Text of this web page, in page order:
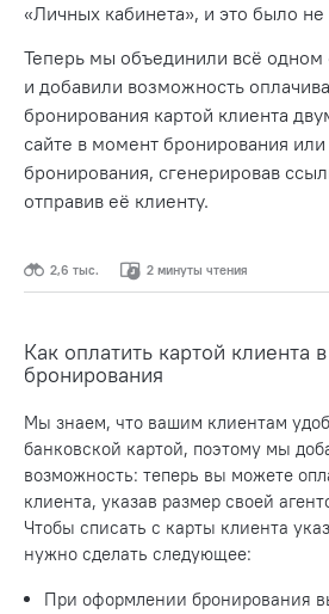
«Личных кабинета», и это было не
Теперь мы объединили всё одном
и добавили возможность
бронирования картой клиента
сайте в момент бронирования
бронирования, сгенерировав
отправив её клиенту.
2,6 тыс. 2 минуты чтения
Как оплатить картой клиента
бронирования
Мы знаем, что вашим клиентам
банковской картой, поэтому мы
возможность: теперь вы можете
клиента, указав размер своей
Чтобы списать с карты клиента
нужно сделать следующее:
При оформлении бронирования